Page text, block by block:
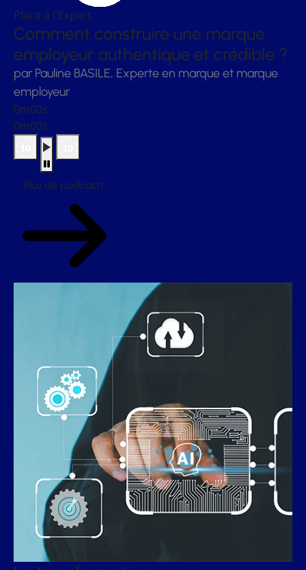
Place à l'Expert
Comment construire une marque
employeur authentique et crédible ?
par Pauline BASILE, Experte en marque et marque
employeur
0m00s
0m00s
Plus de podcasts